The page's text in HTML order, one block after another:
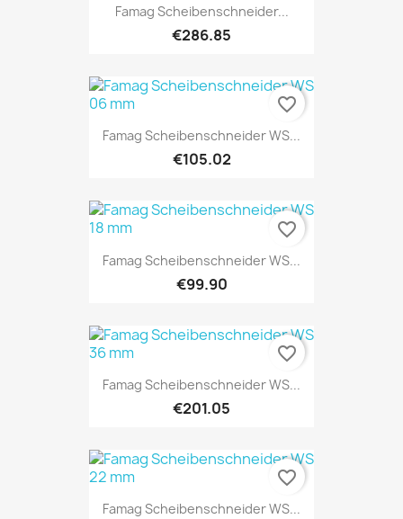
Famag Scheibenschneider...
€286.85
Famag Scheibenschneider WS...
€105.02
favorite_border
Famag Scheibenschneider WS...
€99.90
favorite_border
Famag Scheibenschneider WS...
€201.05
favorite_border
Famag Scheibenschneider WS...
favorite_border